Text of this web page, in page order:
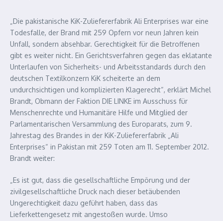
„Die pakistanische KiK-Zuliefererfabrik Ali Enterprises war eine
Todesfalle, der Brand mit 259 Opfern vor neun Jahren kein
Unfall, sondern absehbar. Gerechtigkeit für die Betroffenen
gibt es weiter nicht. Ein Gerichtsverfahren gegen das eklatante
Unterlaufen von Sicherheits- und Arbeitsstandards durch den
deutschen Textilkonzern KiK scheiterte an dem
undurchsichtigen und komplizierten Klagerecht“, erklärt Michel
Brandt, Obmann der Faktion DIE LINKE im Ausschuss für
Menschenrechte und Humanitäre Hilfe und Mitglied der
Parlamentarischen Versammlung des Europarats, zum 9.
Jahrestag des Brandes in der KiK-Zuliefererfabrik „Ali
Enterprises“ in Pakistan mit 259 Toten am 11. September 2012.
Brandt weiter:
„Es ist gut, dass die gesellschaftliche Empörung und der
zivilgesellschaftliche Druck nach dieser betäubenden
Ungerechtigkeit dazu geführt haben, dass das
Lieferkettengesetz mit angestoßen wurde. Umso